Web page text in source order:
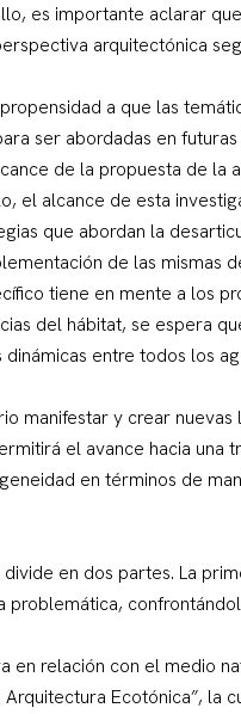
es importante aclarar
arquitectónica
a que las
ser abordadas en
de la propuesta de la
el alcance de esta
que abordan la
de las mismas
tiene en mente a los
del hábitat, se espera
entre todos los
manifestar y crear
el avance hacia una
en términos de
en dos partes. La
problemática,
relación con el medio
Ecotónica”, la